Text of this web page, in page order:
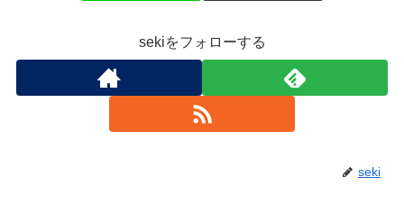
sekiをフォローする
seki